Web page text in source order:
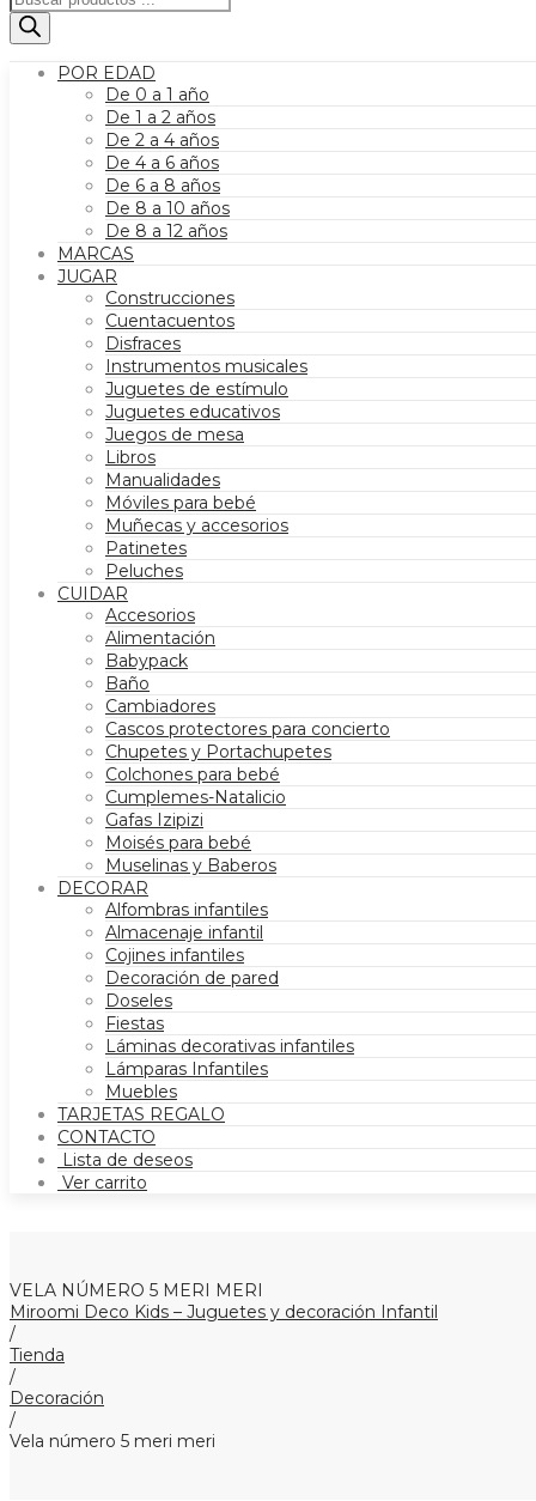
de
productos
POR EDAD
De 0 a 1 año
De 1 a 2 años
De 2 a 4 años
De 4 a 6 años
De 6 a 8 años
De 8 a 10 años
De 8 a 12 años
MARCAS
JUGAR
Construcciones
Cuentacuentos
Disfraces
Instrumentos musicales
Juguetes de estímulo
Juguetes educativos
Juegos de mesa
Libros
Manualidades
Móviles para bebé
Muñecas y accesorios
Patinetes
Peluches
CUIDAR
Accesorios
Alimentación
Babypack
Baño
Cambiadores
Cascos protectores para concierto
Chupetes y Portachupetes
Colchones para bebé
Cumplemes-Natalicio
Gafas Izipizi
Moisés para bebé
Muselinas y Baberos
DECORAR
Alfombras infantiles
Almacenaje infantil
Cojines infantiles
Decoración de pared
Doseles
Fiestas
Láminas decorativas infantiles
Lámparas Infantiles
Muebles
TARJETAS REGALO
CONTACTO
Lista de deseos
Ver carrito
VELA NÚMERO 5 MERI MERI
Miroomi Deco Kids – Juguetes y decoración Infantil
/
Tienda
/
Decoración
/
Vela número 5 meri meri